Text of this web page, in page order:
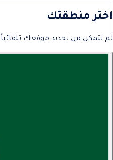
اختر منطقتك
لم نتمكن من تحديد موقعك